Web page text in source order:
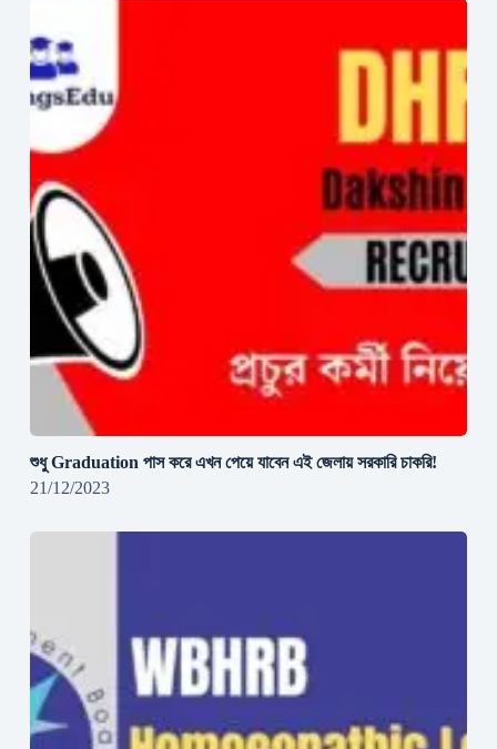
শুধু Graduation পাস করে এখন পেয়ে যাবেন এই জেলায় সরকারি চাকরি!
21/12/2023